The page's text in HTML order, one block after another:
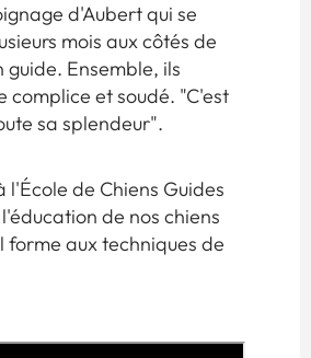
d'Aubert qui se
mois aux côtés de
guide. Ensemble, ils
complice et soudé. "C'est
sa splendeur".
de Chiens Guides
de nos chiens
forme aux techniques de